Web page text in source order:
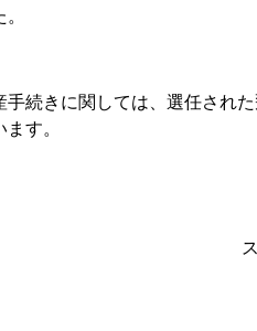
。
手続きに関しては、選任され
す。